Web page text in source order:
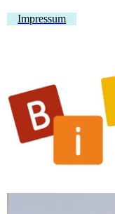
Impressum